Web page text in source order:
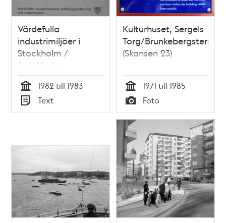
Värdefulla
industrimiljöer i
Stockholm /
Stockholms
stadsmuseum
Tid
1982 till 1983
Typ
Text
Kulturhuset, Sergels
Torg/
(Skansen 23)
Tid
1971 till 1985
Typ
Foto